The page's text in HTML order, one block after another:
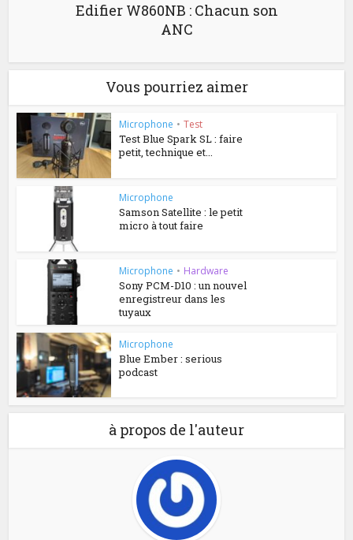
Edifier W860NB : Chacun son
ANC
Vous pourriez aimer
Microphone • Test
Test Blue Spark SL : faire
petit, technique et...
Microphone
Samson Satellite : le petit
micro à tout faire
Microphone • Hardware
Sony PCM-D10 : un nouvel
enregistreur dans les
tuyaux
Microphone
Blue Ember : serious
podcast
à propos de l'auteur